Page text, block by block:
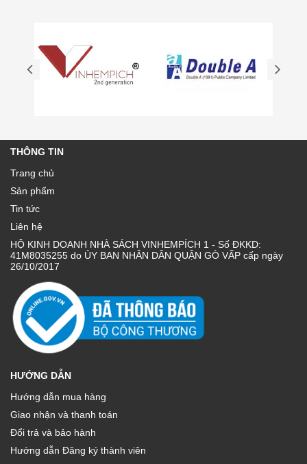
THÔNG TIN
Trang chủ
Sản phẩm
Tin tức
Liên hệ
HỘ KINH DOANH NHÀ SÁCH VINHEMPÍCH 1 - Số ĐKKD:
41M8035255 do ỦY BAN NHÂN DÂN QUẬN GÒ VẤP cấp ngày
26/10/2017
HƯỚNG DẪN
Hướng dẫn mua hàng
Giao nhận và thanh toán
Đổi trả và bảo hành
Hướng dẫn Đăng ký thành viên